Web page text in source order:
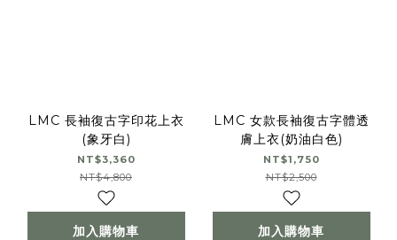
LMC 長袖復古字印花上衣
(象牙白)
NT$3,360
NT$4,800
加入購物車
LMC 女款長袖復古字體透
膚上衣(奶油白色)
NT$1,750
NT$2,500
加入購物車